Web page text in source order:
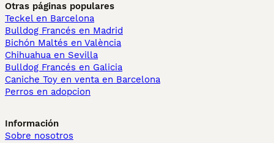
Otras páginas populares
Teckel en Barcelona
Bulldog Francés en Madrid
Bichón Maltés en València
Chihuahua en Sevilla
Bulldog Francés en Galicia
Caniche Toy en venta en Barcelona
Perros en adopcion
Información
Sobre nosotros